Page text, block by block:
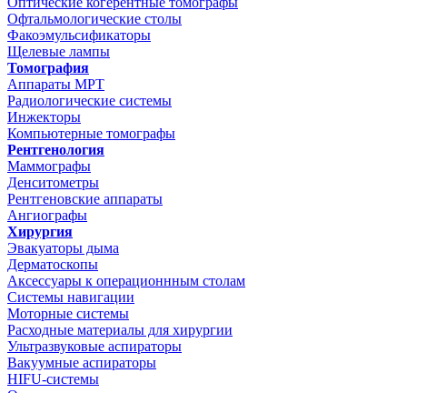
Офтальмологические столы
Факоэмульсификаторы
Щелевые лампы
Томография
Аппараты МРТ
Радиологические системы
Инжекторы
Компьютерные томографы
Рентгенология
Маммографы
Денситометры
Рентгеновские аппараты
Ангиографы
Хирургия
Эвакуаторы дыма
Дерматоскопы
Аксессуары к операционнным столам
Системы навигации
Моторные системы
Расходные материалы для хирургии
Ультразвуковые аспираторы
Вакуумные аспираторы
HIFU-системы